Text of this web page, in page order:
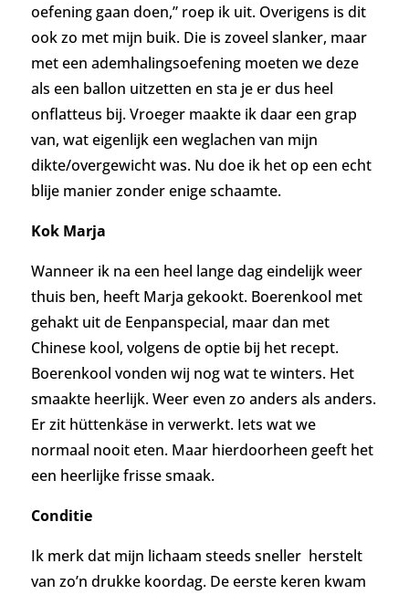
oefening gaan doen,” roep ik uit. Overigens is dit
ook zo met mijn buik. Die is zoveel slanker, maar
met een ademhalingsoefening moeten we deze
als een ballon uitzetten en sta je er dus heel
onflatteus bij. Vroeger maakte ik daar een grap
van, wat eigenlijk een weglachen van mijn
dikte/overgewicht was. Nu doe ik het op een echt
blije manier zonder enige schaamte.
Kok Marja
Wanneer ik na een heel lange dag eindelijk weer
thuis ben, heeft Marja gekookt. Boerenkool met
gehakt uit de Eenpanspecial, maar dan met
Chinese kool, volgens de optie bij het recept.
Boerenkool vonden wij nog wat te winters. Het
smaakte heerlijk. Weer even zo anders als anders.
Er zit hüttenkäse in verwerkt. Iets wat we
normaal nooit eten. Maar hierdoorheen geeft het
een heerlijke frisse smaak.
Conditie
Ik merk dat mijn lichaam steeds sneller herstelt
van zo’n drukke koordag. De eerste keren kwam